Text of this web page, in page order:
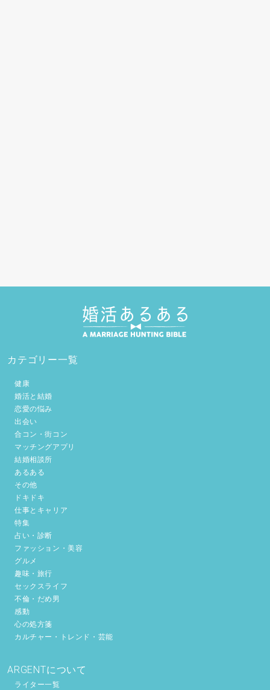
カテゴリー一覧
健康
婚活と結婚
恋愛の悩み
出会い
合コン・街コン
マッチングアプリ
結婚相談所
あるある
その他
ドキドキ
仕事とキャリア
特集
占い・診断
ファッション・美容
グルメ
趣味・旅行
セックスライフ
不倫・だめ男
感動
心の処方箋
カルチャー・トレンド・芸能
ARGENTについて
ライター一覧